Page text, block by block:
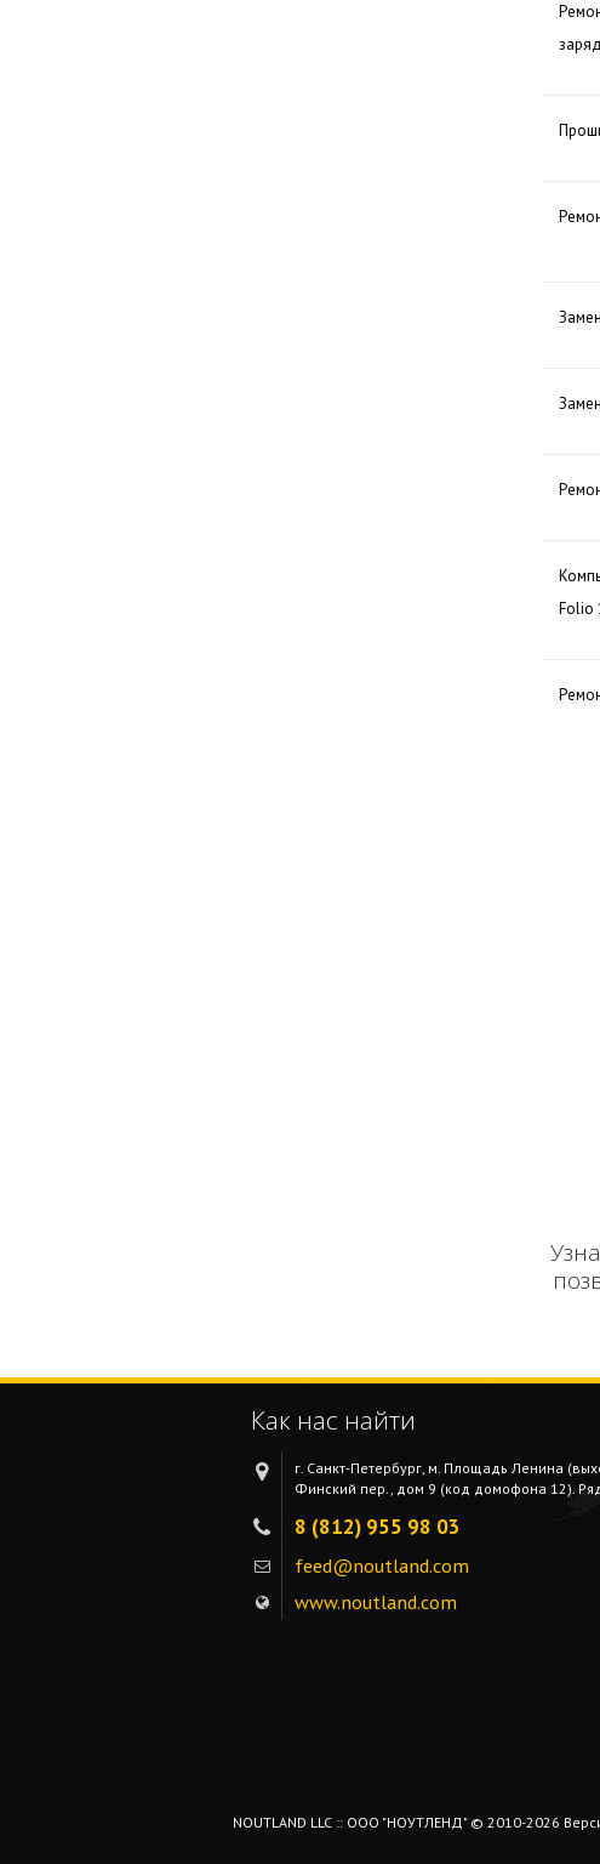
Folio
Как нас найти
г. Санкт-Петербург, м. Площадь Ленина
Финский пер., дом 9 (код домофона 12).
8 (812) 955 98 03
feed@noutland.com
www.noutland.com
NOUTLAND LLC :: ООО "НОУТЛЕНД" © 2010-2026